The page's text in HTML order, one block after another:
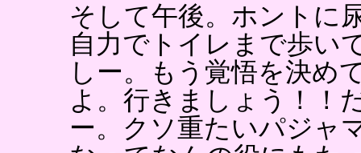
そして午後。ホントに
自力でトイレまで歩い
しー。もう覚悟を決め
よ。行きましょう！！
ー。クソ重たいパジャ